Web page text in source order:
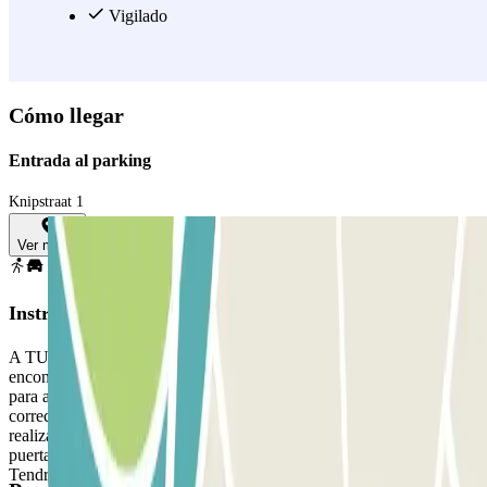
Vigilado
Cómo llegar
Entrada al parking
Knipstraat 1
Ver mapa
Instrucciones
A TU LLEGADA: Desde la app o a través del enlace que
encontrarás en tu reserva, utiliza el botón que te proporcionamos
para abrir la entrada. Asegurate de estar en frente de la entrada
correcta antes de activar el botón. A TU SALIDA: Una vez
realizada la entrada se te habilitará el botón para abrir la salida y las
puertas peatonales, el proceso es el mismo que para la entrada.
Tendrás 15 min adicionales al finalizar tu reserva para poder salir del